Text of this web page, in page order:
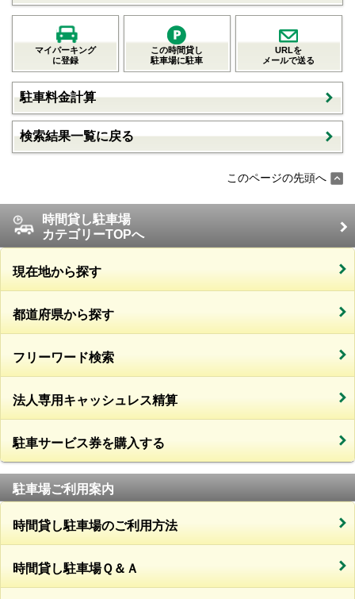
マイパーキング
に登録
この時間貸し
駐車場に駐車
URLを
メールで送る
駐車料金計算
検索結果一覧に戻る
このページの先頭へ
時間貸し駐車場
カテゴリーTOPへ
現在地から探す
都道府県から探す
フリーワード検索
法人専用キャッシュレス精算
駐車サービス券を購入する
駐車場ご利用案内
時間貸し駐車場のご利用方法
時間貸し駐車場Ｑ＆Ａ